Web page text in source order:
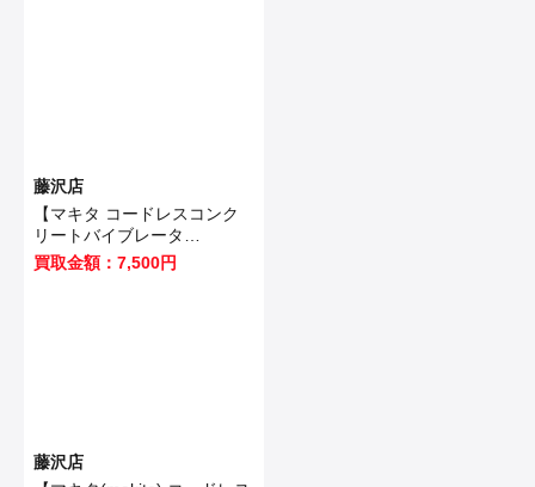
藤沢店
【マキタ コードレスコンク
リートバイブレータ
VR350DZ 】藤沢市のお客様
から買取させていただきまし
買取金額：7,500円
藤沢店